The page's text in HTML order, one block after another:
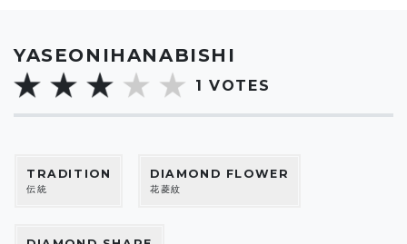
YASEONIHANABISHI
1 VOTES
TRADITION
伝統
DIAMOND FLOWER
花菱紋